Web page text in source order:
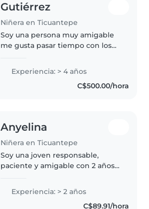
Gutiérrez
Niñera en Ticuantepe
Soy una persona muy amigable
me gusta pasar tiempo con los
bebés y pues soy muy cariñosa
Experiencia: > 4 años
C$500.00/hora
Anyelina
Niñera en Ticuantepe
Soy una joven responsable,
paciente y amigable con 2 años
encanta dibujar, leer cuentos y
Experiencia: > 2 años
C$89.91/hora